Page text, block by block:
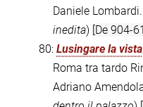
Daniele
inedita) [De 904-
80: Lusingare la vista
Roma tra tardo
Adriano